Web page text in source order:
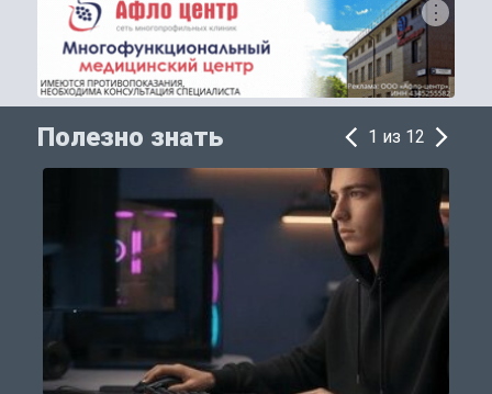
Полезно знать 1 из 12